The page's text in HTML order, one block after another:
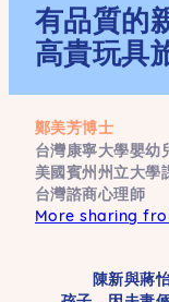
有品質的
高貴玩具
鄭美芳博士
台灣康寧大學嬰幼
美國賓州州立大學
台灣諮商心理師
More sharing
陳新與蔣怡